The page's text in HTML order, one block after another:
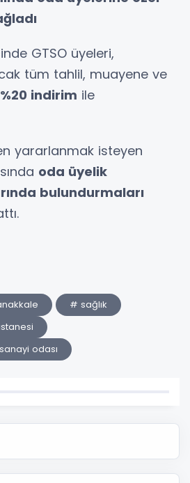
GTSO üyeleri,
tüm tahlil, muayene ve
%20 indirim ile
yararlanmak isteyen
oda üyelik
bulundurmaları
# sağlık
odası